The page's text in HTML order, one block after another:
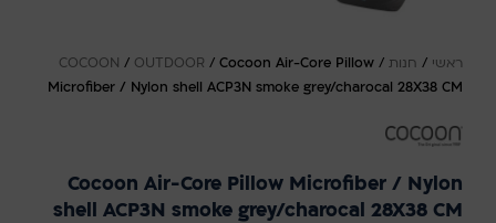
ראשי / חנות /
COCOON / OUTDOOR / Cocoon Air-Core Pillow
Microfiber / Nylon shell ACP3N smoke grey/charocal 28X38 CM
Cocoon Air-Core Pillow Microfiber / Nylon
shell ACP3N smoke grey/charocal 28X38 CM